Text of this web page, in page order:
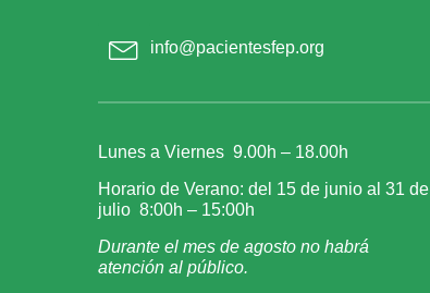
info@pacientesfep.org
Lunes a Viernes 9.00h – 18.00h
Horario de Verano: del 15 de junio al 31 de
julio 8:00h – 15:00h
Durante el mes de agosto no habrá
atención al público.